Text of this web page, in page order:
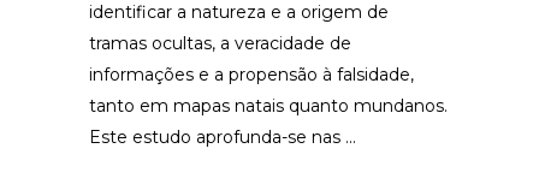
identificar a natureza e a origem de
tramas ocultas, a veracidade de
informações e a propensão à falsidade,
tanto em mapas natais quanto mundanos.
Este estudo aprofunda-se nas